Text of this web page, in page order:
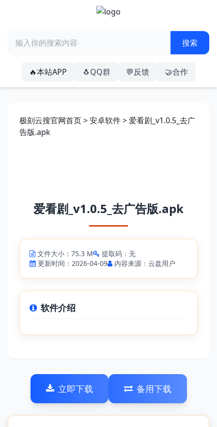
🔥本站APP 🐧QQ群 💬反馈 🤝合作
极刻云搜官网首页>安卓软件> 爱看剧_v1.0.5_去广
告版.apk
爱看剧_v1.0.5_去广告版.apk
文件大小：75.3 M
提取码：无
更新时间：2026-04-09
内容来源：云盘用户
软件介绍
立即下载 备用下载